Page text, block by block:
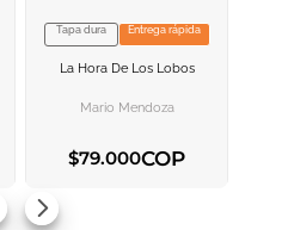
VER INFORMACION
Tapa dura Entrega rápida
La Hora De Los Lobos
Mario Mendoza
$79.000COP